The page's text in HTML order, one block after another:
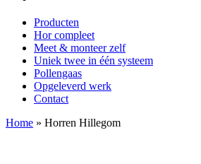
Producten
Hor compleet
Meet & monteer zelf
Uniek twee in één systeem
Pollengaas
Opgeleverd werk
Contact
Home » Horren Hillegom